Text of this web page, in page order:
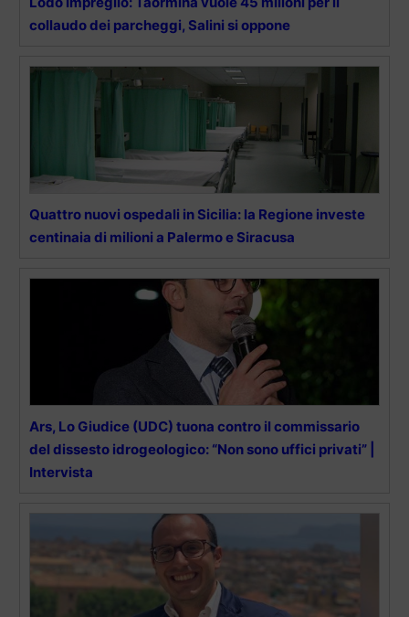
collaudo dei parcheggi, Salini si oppone
Quattro nuovi ospedali in Sicilia: la Regione investe
centinaia di milioni a Palermo e Siracusa
Ars, Lo Giudice (UDC) tuona contro il commissario
del dissesto idrogeologico: “Non sono uffici privati” |
Intervista